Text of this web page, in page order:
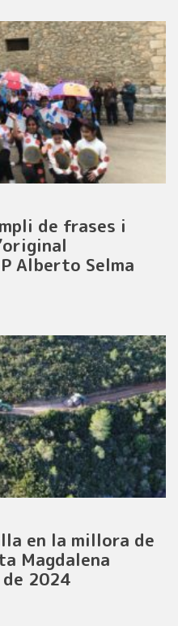
de frases i
Alberto Selma
en la millora de
Magdalena
2024